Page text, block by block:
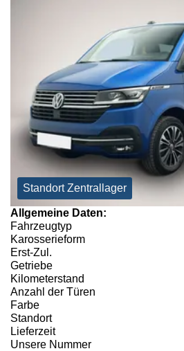
Standort Zentrallager
Allgemeine Daten:
Fahrzeugtyp
Karosserieform
Erst-Zul.
Getriebe
Kilometerstand
Anzahl der Türen
Farbe
Standort
Lieferzeit
Unsere Nummer